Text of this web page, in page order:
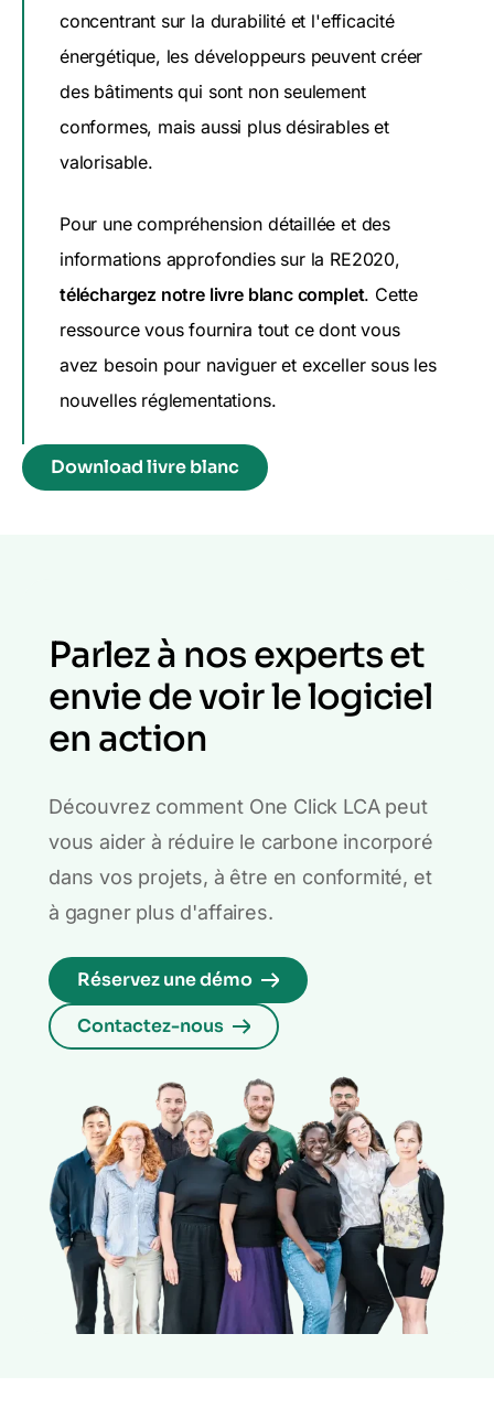
concentrant sur la durabilité et l'efficacité
énergétique, les développeurs peuvent créer
des bâtiments qui sont non seulement
conformes, mais aussi plus désirables et
valorisable.
Pour une compréhension détaillée et des
informations approfondies sur la RE2020,
téléchargez notre livre blanc complet. Cette
ressource vous fournira tout ce dont vous
avez besoin pour naviguer et exceller sous les
nouvelles réglementations.
Download livre blanc
Parlez à nos experts et
envie de voir le logiciel
en action
Découvrez comment One Click LCA peut
vous aider à réduire le carbone incorporé
dans vos projets, à être en conformité, et
à gagner plus d'affaires.
Réservez une démo
Contactez-nous